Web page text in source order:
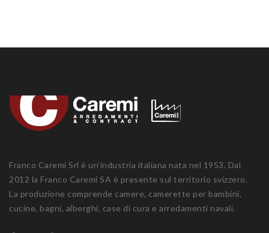
Franco Caremi Srl è un’industria italiana nata nel 1953. Dal
2012 la Franco Caremi SA è presente sul territorio svizzero.
La produzione comprende camere, camerette per bambini,
cucine, bagni, alberghi, case di cura e arredamenti navali.